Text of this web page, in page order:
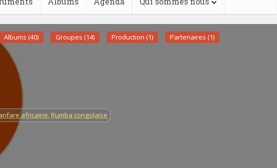
Albums (40) Groupes (14) Production (1) Partenaires (1)
africaine, Rumba congolaise